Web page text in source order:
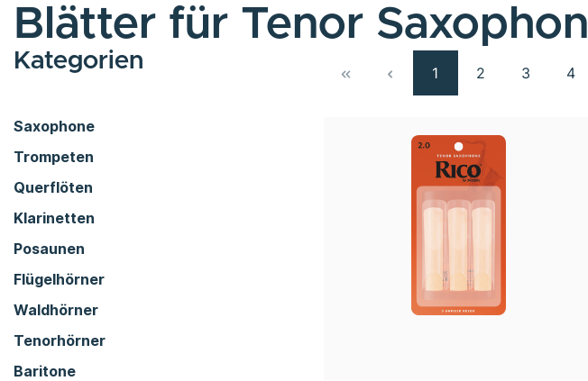
Blätter für Tenor Saxophon
Kategorien
Saxophone
Trompeten
Querflöten
Klarinetten
Posaunen
Flügelhörner
Waldhörner
Tenorhörner
Baritone
1 2 3 4